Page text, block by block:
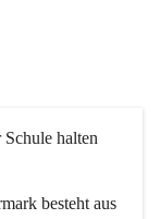
halten
besteht aus